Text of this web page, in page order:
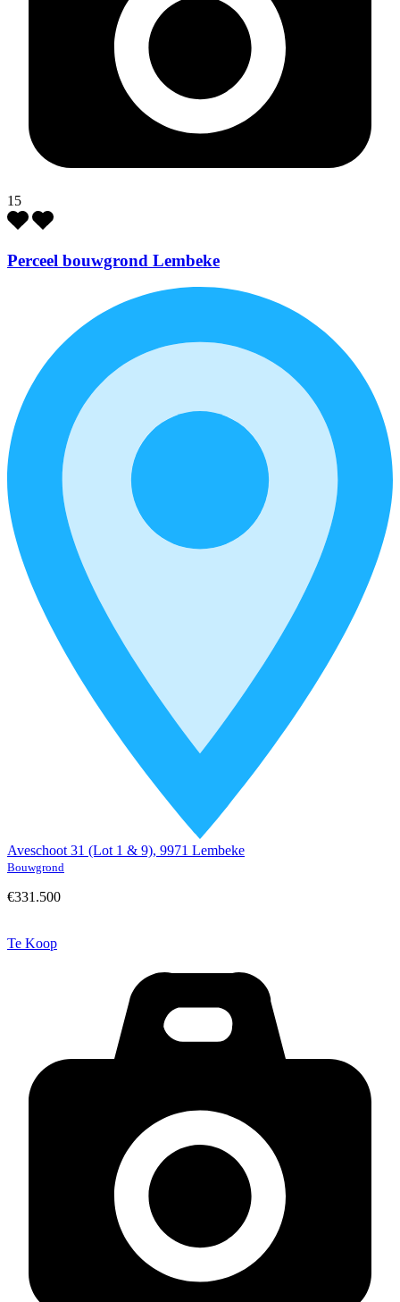
15
Perceel bouwgrond Lembeke
Aveschoot 31 (Lot 1 & 9), 9971 Lembeke
Bouwgrond
€331.500
Te Koop